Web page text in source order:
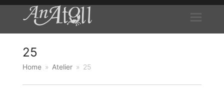
25
Home » Atelier » 25